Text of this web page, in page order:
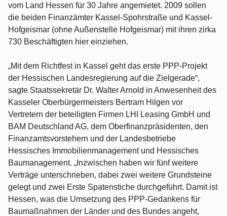
vom Land Hessen für 30 Jahre angemietet. 2009 sollen
die beiden Finanzämter Kassel-Spohrstraße und Kassel-
Hofgeismar (ohne Außenstelle Hofgeismar) mit ihren zirka
730 Beschäftigten hier einziehen.
„Mit dem Richtfest in Kassel geht das erste PPP-Projekt
der Hessischen Landesregierung auf die Zielgerade“,
sagte Staatssekretär Dr. Walter Arnold in Anwesenheit des
Kasseler Oberbürgermeisters Bertram Hilgen vor
Vertretern der beteiligten Firmen LHI Leasing GmbH und
BAM Deutschland AG, dem Oberfinanzpräsidenten, den
Finanzamtsvorstehern und der Landesbetriebe
Hessisches Immobilienmanagement und Hessisches
Baumanagement. „Inzwischen haben wir fünf weitere
Verträge unterschrieben, dabei zwei weitere Grundsteine
gelegt und zwei Erste Spatenstiche durchgeführt. Damit ist
Hessen, was die Umsetzung des PPP-Gedankens für
Baumaßnahmen der Länder und des Bundes angeht,